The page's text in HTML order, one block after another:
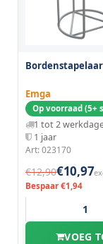
Emga
Op voorraad (5+
1 tot 2
1 jaar
Art: 023170
€12,90€10,97
Bespaar €1,94
VOEG